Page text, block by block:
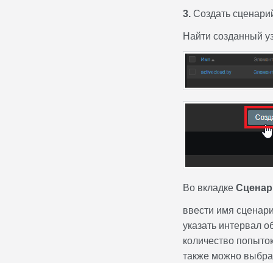
3.Создать
Найти созданный
Во вкладке
ввести имя
указать интервал
количество
также можно